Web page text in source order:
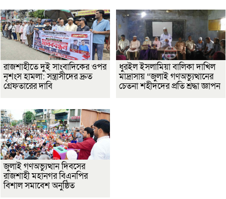
রাজশাহীতে দুই সাংবাদিকের ওপর
নৃশংস হামলা: সন্ত্রাসীদের দ্রুত
গ্রেফতারের দাবি
ধুরইল ইসলামিয়া বালিকা দাখিল
মাদ্রাসায় “জুলাই গণঅভ্যুত্থানের
চেতনা শহীদদের প্রতি শ্রদ্ধা জ্ঞাপন
জুলাই গণঅভ্যুত্থান দিবসের
রাজশাহী মহানগর বিএনপির
বিশাল সমাবেশ অনুষ্ঠিত